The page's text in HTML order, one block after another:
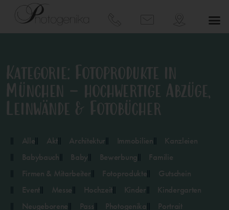
Kategorie: Fotoprodukte in
München – hochwertige Abzüge,
Leinwände & Fotobücher
Alle Akt Architektur Immobilien
Kanzleien
Babybauch
Baby Bewerbung
Familie
Firmen & Mitarbeiter
Fotoprodukte
Gutschein
Event
Messe Hochzeit Kinder
Kindergarten
Neugeborene
Pass Photogenika Portrait